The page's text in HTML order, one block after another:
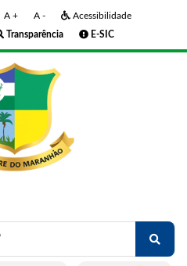
A + A -
Acessibilidade
Transparência E-SIC